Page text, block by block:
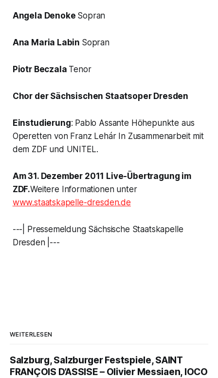
Angela Denoke Sopran
Ana Maria Labin Sopran
Piotr Beczala Tenor
Chor der Sächsischen Staatsoper Dresden
Einstudierung: Pablo Assante Höhepunkte aus
Operetten von Franz Lehár In Zusammenarbeit mit
dem ZDF und UNITEL.
Am 31. Dezember 2011 Live-Übertragung im
ZDF.Weitere Informationen unter
www.staatskapelle-dresden.de
---| Pressemeldung Sächsische Staatskapelle
Dresden |---
WEITERLESEN
Salzburg, Salzburger Festspiele, SAINT
FRANÇOIS D’ASSISE – Olivier Messiaen, IOCO